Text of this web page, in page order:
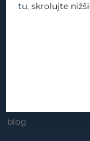
blog
tu, skrolujte